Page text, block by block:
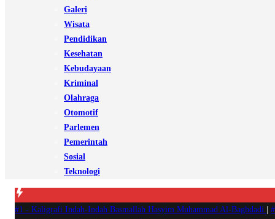
Galeri
Wisata
Pendidikan
Kesehatan
Kebudayaan
Kriminal
Olahraga
Otomotif
Parlemen
Pemerintah
Sosial
Teknologi
#1 - Kaligrafi Indah-Indah Basmallah Hasyim Muhammad Al-Baghdadi